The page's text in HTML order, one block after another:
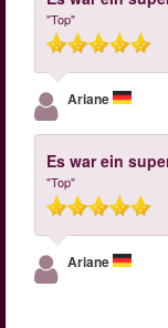
"Top"
Ariane
Es war ein
"Top"
Ariane